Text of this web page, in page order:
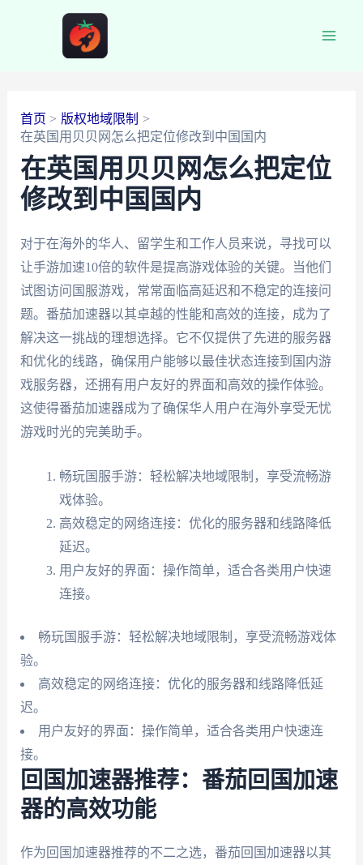
首页
版权地域限制
在英国用贝贝网怎么把定位修改到中国国内
在英国用贝贝网怎么把定位
修改到中国国内
对于在海外的华人、留学生和工作人员来说，寻找可以
让手游加速10倍的软件是提高游戏体验的关键。当他们
试图访问国服游戏，常常面临高延迟和不稳定的连接问
题。番茄加速器以其卓越的性能和高效的连接，成为了
解决这一挑战的理想选择。它不仅提供了先进的服务器
和优化的线路，确保用户能够以最佳状态连接到国内游
戏服务器，还拥有用户友好的界面和高效的操作体验。
这使得番茄加速器成为了确保华人用户在海外享受无忧
游戏时光的完美助手。
畅玩国服手游：轻松解决地域限制，享受流畅游
戏体验。
高效稳定的网络连接：优化的服务器和线路降低
延迟。
用户友好的界面：操作简单，适合各类用户快速
连接。
畅玩国服手游：轻松解决地域限制，享受流畅游戏体
验。
高效稳定的网络连接：优化的服务器和线路降低延
迟。
用户友好的界面：操作简单，适合各类用户快速连
接。
回国加速器推荐：番茄回国加速
器的高效功能
作为回国加速器推荐的不二之选，番茄回国加速器以其